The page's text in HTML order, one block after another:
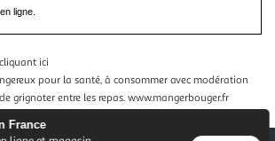
France
ligne.
ici
pour la santé, à consommer avec modération
grignoter entre les repas. www.mangerbouger.fr